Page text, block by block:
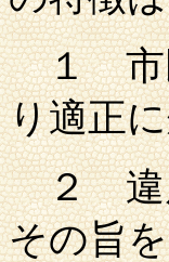
１ 市民
り適正
２ 違反
その旨